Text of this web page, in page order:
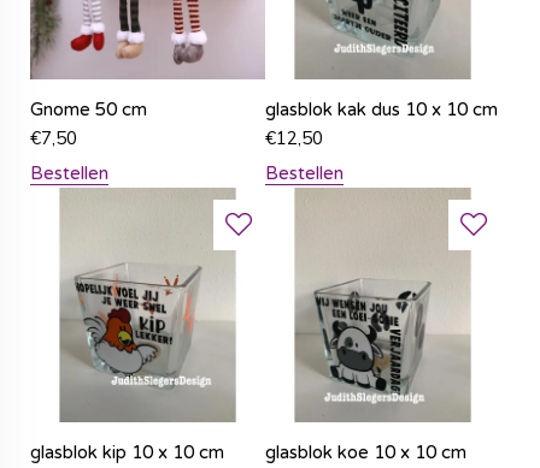
Gnome 50 cm
€7,50
Bestellen
glasblok kak dus 10 x 10 cm
€12,50
Bestellen
glasblok kip 10 x 10 cm glasblok koe 10 x 10 cm